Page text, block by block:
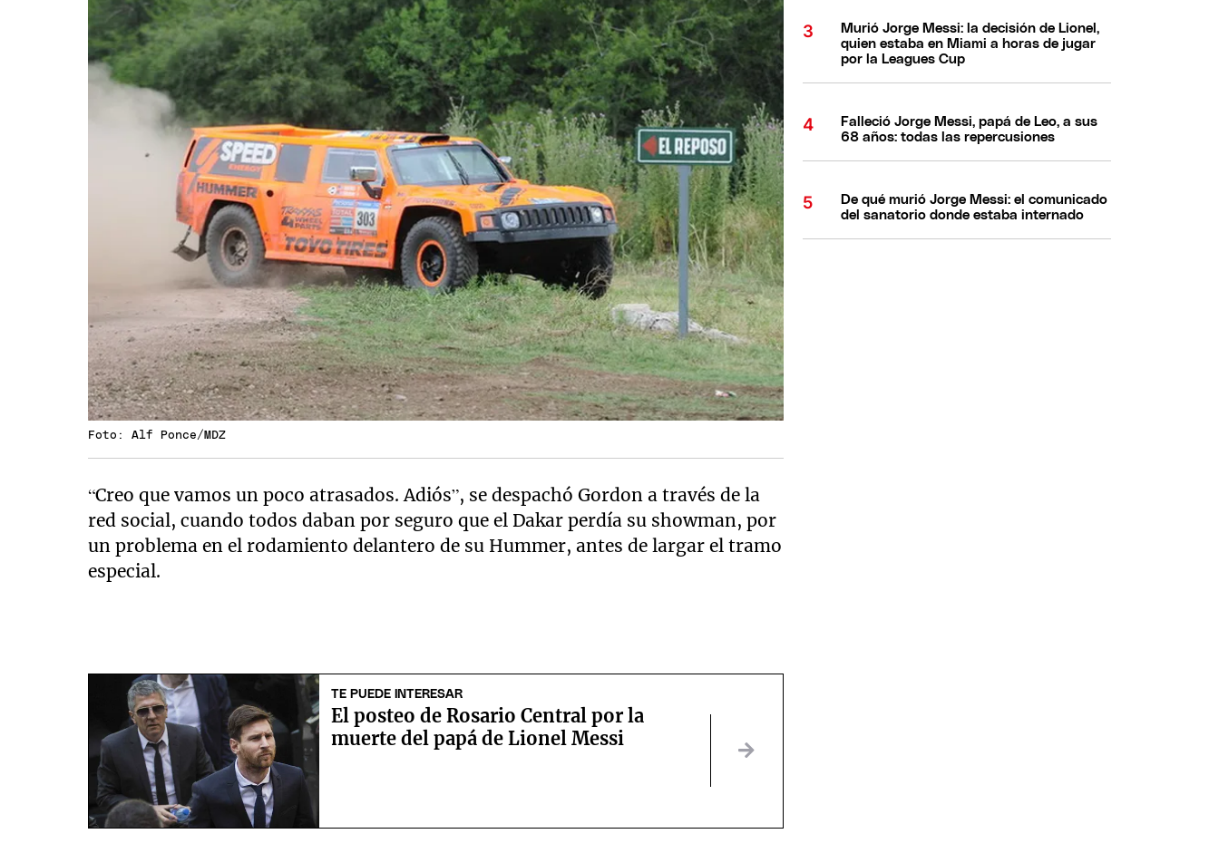
Foto: Alf Ponce/MDZ
“Creo que vamos un poco atrasados. Adiós”, se despachó Gordon a través de la
red social, cuando todos daban por seguro que el Dakar perdía su showman, por
un problema en el rodamiento delantero de su Hummer, antes de largar el tramo
especial.
TE PUEDE INTERESAR
El posteo de Rosario Central por la
muerte del papá de Lionel Messi
Murió Jorge Messi: la decisión de Lionel,
quien estaba en Miami a horas de jugar
por la Leagues Cup
Falleció Jorge Messi, papá de Leo, a sus
68 años: todas las repercusiones
De qué murió Jorge Messi: el comunicado
del sanatorio donde estaba internado